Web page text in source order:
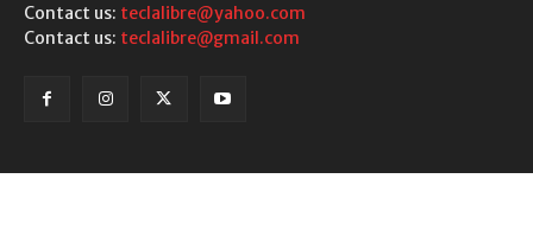
Contact us: teclalibre@yahoo.com
Contact us: teclalibre@gmail.com